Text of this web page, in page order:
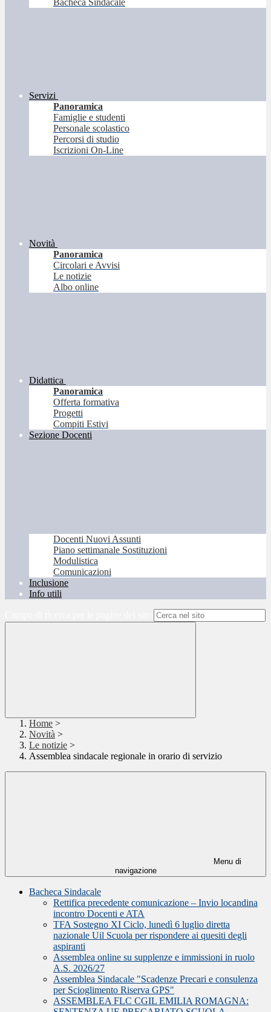
Bacheca Sindacale
Servizi
Panoramica
Famiglie e studenti
Personale scolastico
Percorsi di studio
Iscrizioni On-Line
Novità
Panoramica
Circolari e Avvisi
Le notizie
Albo online
Didattica
Panoramica
Offerta formativa
Progetti
Compiti Estivi
Sezione Docenti
Docenti Nuovi Assunti
Piano settimanale Sostituzioni
Modulistica
Comunicazioni
Inclusione
Info utili
Home >
Novità >
Le notizie >
Assemblea sindacale regionale in orario di servizio
Menu di
navigazione
Bacheca Sindacale
Rettifica precedente comunicazione – Invio locandina
incontro Docenti e ATA
TFA Sostegno XI Ciclo, lunedì 6 luglio diretta
nazionale Uil Scuola per rispondere ai quesiti degli
aspiranti
Assemblea online su supplenze e immissioni in ruolo
A.S. 2026/27
Assemblea Sindacale "Scadenze Precari e consulenza
per Scioglimento Riserva GPS"
ASSEMBLEA FLC CGIL EMILIA ROMAGNA: